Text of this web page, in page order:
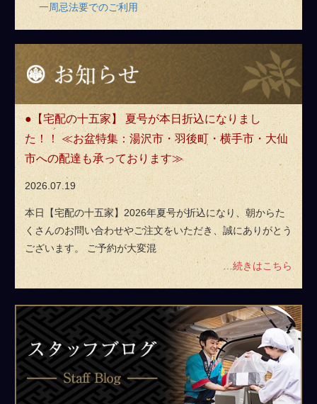
一周忌法要でのご利用
知
ら
【宅配の十五家】 夏号が本日折込になりまし
た！！ ≪お盆特集：湯沢市・羽後町・横手市・大仙
市への配達も承っております≫
2026.07.19
本日【宅配の十五家】2026年夏号が折込になり、朝からた
くさんのお問い合わせやご注文をいただき、誠にありがとう
ございます。 ご予約が大変混
…続きはこちら
ス
タ
ッ
フ
ブ
ロ
グ